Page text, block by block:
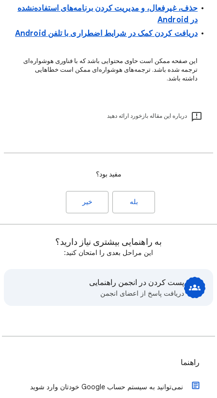
حذف، غیرفعال، و مدیریت کردن برنامه‌های استفاده‌نشده
در Android
دریافت کردن کمک در شرایط اضطراری با تلفن Android
این صفحه ممکن است حاوی محتوایی باشد که با فناوری هوشواره‌ای
ترجمه شده باشد. ترجمه‌های هوشواره‌ای ممکن است خطاهایی
داشته باشد.
درباره این مقاله بازخورد ارائه دهید
مفید بود؟
بله خیر
به راهنمایی بیشتری نیاز دارید؟
این مراحل بعدی را امتحان کنید:
پست کردن در انجمن راهنمایی
دریافت پاسخ از اعضای انجمن
راهنما
نمی‌توانید به سیستم حساب Google خودتان وارد شوید